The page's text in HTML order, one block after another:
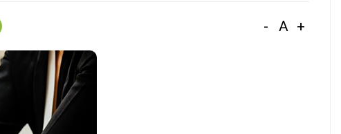
- A +